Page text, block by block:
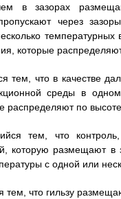
в зазорах
через
которые
тем, что в качестве
среды в
распределяют по высоте
тем, что контроль,
которую размещают
с одной или
что гильзу